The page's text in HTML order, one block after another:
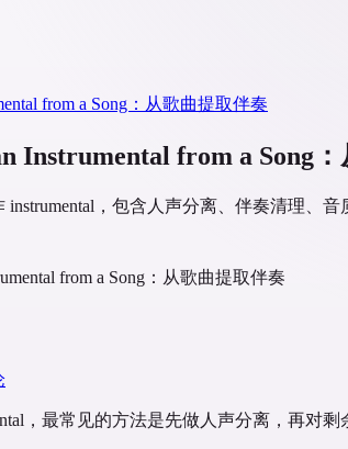
from a Song：从歌曲提取伴奏
Instrumental from a Song
，包含人声分离、伴奏清理、音
，最常见的方法是先做人声分离，再对